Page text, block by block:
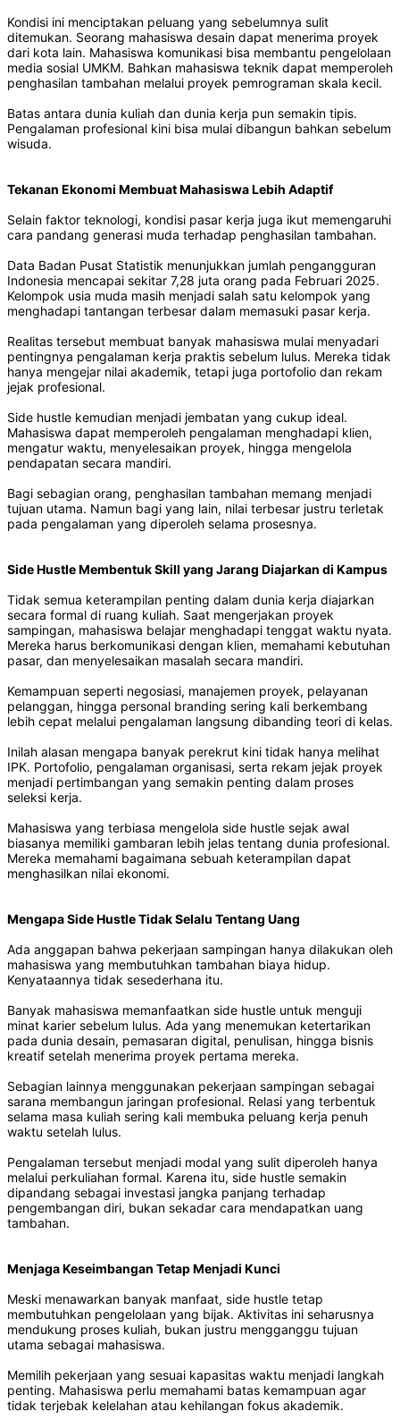
Kondisi ini menciptakan peluang yang sebelumnya sulit
ditemukan. Seorang mahasiswa desain dapat menerima proyek
dari kota lain. Mahasiswa komunikasi bisa membantu pengelolaan
media sosial UMKM. Bahkan mahasiswa teknik dapat memperoleh
penghasilan tambahan melalui proyek pemrograman skala kecil.
Batas antara dunia kuliah dan dunia kerja pun semakin tipis.
Pengalaman profesional kini bisa mulai dibangun bahkan sebelum
wisuda.
Tekanan Ekonomi Membuat Mahasiswa Lebih Adaptif
Selain faktor teknologi, kondisi pasar kerja juga ikut memengaruhi
cara pandang generasi muda terhadap penghasilan tambahan.
Data Badan Pusat Statistik menunjukkan jumlah pengangguran
Indonesia mencapai sekitar 7,28 juta orang pada Februari 2025.
Kelompok usia muda masih menjadi salah satu kelompok yang
menghadapi tantangan terbesar dalam memasuki pasar kerja.
Realitas tersebut membuat banyak mahasiswa mulai menyadari
pentingnya pengalaman kerja praktis sebelum lulus. Mereka tidak
hanya mengejar nilai akademik, tetapi juga portofolio dan rekam
jejak profesional.
Side hustle kemudian menjadi jembatan yang cukup ideal.
Mahasiswa dapat memperoleh pengalaman menghadapi klien,
mengatur waktu, menyelesaikan proyek, hingga mengelola
pendapatan secara mandiri.
Bagi sebagian orang, penghasilan tambahan memang menjadi
tujuan utama. Namun bagi yang lain, nilai terbesar justru terletak
pada pengalaman yang diperoleh selama prosesnya.
Side Hustle Membentuk Skill yang Jarang Diajarkan di Kampus
Tidak semua keterampilan penting dalam dunia kerja diajarkan
secara formal di ruang kuliah. Saat mengerjakan proyek
sampingan, mahasiswa belajar menghadapi tenggat waktu nyata.
Mereka harus berkomunikasi dengan klien, memahami kebutuhan
pasar, dan menyelesaikan masalah secara mandiri.
Kemampuan seperti negosiasi, manajemen proyek, pelayanan
pelanggan, hingga personal branding sering kali berkembang
lebih cepat melalui pengalaman langsung dibanding teori di kelas.
Inilah alasan mengapa banyak perekrut kini tidak hanya melihat
IPK. Portofolio, pengalaman organisasi, serta rekam jejak proyek
menjadi pertimbangan yang semakin penting dalam proses
seleksi kerja.
Mahasiswa yang terbiasa mengelola side hustle sejak awal
biasanya memiliki gambaran lebih jelas tentang dunia profesional.
Mereka memahami bagaimana sebuah keterampilan dapat
menghasilkan nilai ekonomi.
Mengapa Side Hustle Tidak Selalu Tentang Uang
Ada anggapan bahwa pekerjaan sampingan hanya dilakukan oleh
mahasiswa yang membutuhkan tambahan biaya hidup.
Kenyataannya tidak sesederhana itu.
Banyak mahasiswa memanfaatkan side hustle untuk menguji
minat karier sebelum lulus. Ada yang menemukan ketertarikan
pada dunia desain, pemasaran digital, penulisan, hingga bisnis
kreatif setelah menerima proyek pertama mereka.
Sebagian lainnya menggunakan pekerjaan sampingan sebagai
sarana membangun jaringan profesional. Relasi yang terbentuk
selama masa kuliah sering kali membuka peluang kerja penuh
waktu setelah lulus.
Pengalaman tersebut menjadi modal yang sulit diperoleh hanya
melalui perkuliahan formal. Karena itu, side hustle semakin
dipandang sebagai investasi jangka panjang terhadap
pengembangan diri, bukan sekadar cara mendapatkan uang
tambahan.
Menjaga Keseimbangan Tetap Menjadi Kunci
Meski menawarkan banyak manfaat, side hustle tetap
membutuhkan pengelolaan yang bijak. Aktivitas ini seharusnya
mendukung proses kuliah, bukan justru mengganggu tujuan
utama sebagai mahasiswa.
Memilih pekerjaan yang sesuai kapasitas waktu menjadi langkah
penting. Mahasiswa perlu memahami batas kemampuan agar
tidak terjebak kelelahan atau kehilangan fokus akademik.